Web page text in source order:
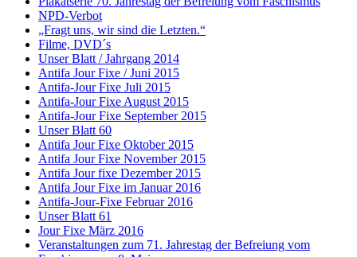
NPD-Verbot
„Fragt uns, wir sind die Letzten.“
Filme, DVD´s
Unser Blatt / Jahrgang 2014
Antifa Jour Fixe / Juni 2015
Antifa-Jour Fixe Juli 2015
Antifa-Jour Fixe August 2015
Antifa-Jour Fixe September 2015
Unser Blatt 60
Antifa Jour Fixe Oktober 2015
Antifa Jour Fixe November 2015
Antifa Jour fixe Dezember 2015
Antifa Jour Fixe im Januar 2016
Antifa-Jour-Fixe Februar 2016
Unser Blatt 61
Jour Fixe März 2016
Veranstaltungen zum 71. Jahrestag der Befreiung vom